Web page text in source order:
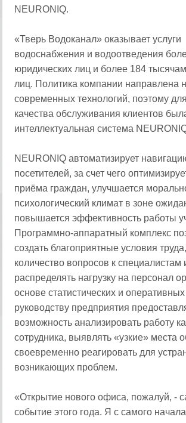
NEURONIQ.
«Тверь Водоканал» оказывает услуги
водоснабжения и водоотведения
юридических лиц и более 184
лиц. Политика компании направлена
современных технологий, поэтому
качества обслуживания клиентов
интеллектуальная система
NEURONIQ автоматизирует
посетителей, за счет чего
приёма граждан, улучшается
психологический климат в зоне
повышается эффективность работы
Программно-аппаратный комплекс
создать благоприятные условия
количество вопросов к
распределять нагрузку на персонал
основе статистических и оперативных
руководству предприятия
возможность анализировать работу
сотрудника, выявлять «узкие» места
своевременно реагировать для
возникающих проблем.
«Открытие нового офиса, пожалуй, -
событие этого года. Я с самого